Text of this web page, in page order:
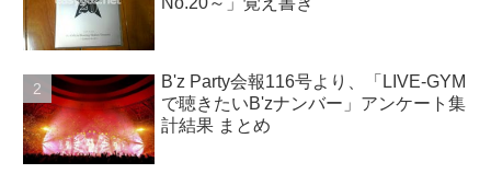
B'z Party会報116号より、「LIVE-GYM
で聴きたいB'zナンバー」アンケート集
計結果 まとめ